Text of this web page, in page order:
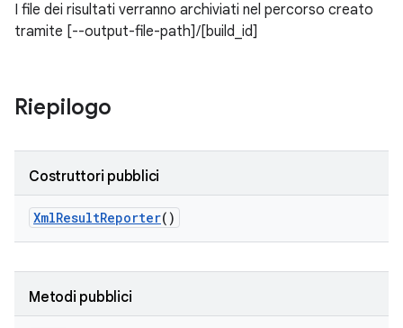
I file dei risultati verranno archiviati nel percorso creato
tramite [--output-file-path]/[build_id]
Riepilogo
Costruttori pubblici
XmlResultReporter()
Metodi pubblici